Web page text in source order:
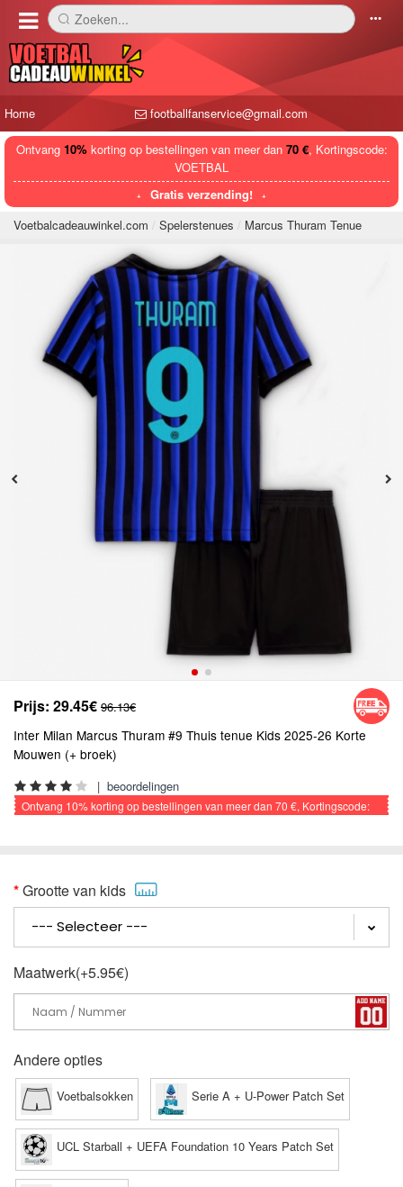
󰅼 Zoeken... 󰄒
Home footballfanservice@gmail.com
Ontvang 10%korting op bestellingen van meer dan 70 €, Kortingscode:
VOETBAL
Gratis verzending!
Voetbalcadeauwinkel.com
Spelerstenues Marcus Thuram Tenue
Prijs: 29.45€ 96.13€
Inter Milan Marcus Thuram #9 Thuis tenue Kids 2025-26 Korte
Mouwen (+ broek)
| beoordelingen
Ontvang 10%korting op bestellingen van meer dan 70 €, Kortingscode:
Grootte van kids
Maatwerk(+5.95€)
Andere opties
Voetbalsokken Serie A + U-Power Patch Set
UCL Starball + UEFA Foundation 10 Years Patch Set